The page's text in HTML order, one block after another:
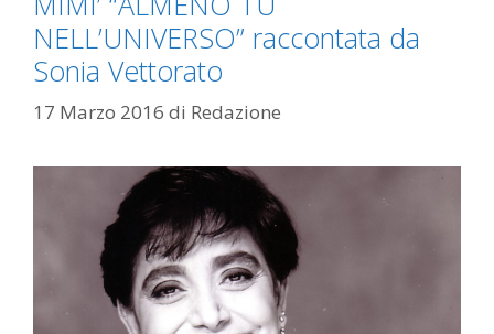
NELL’UNIVERSO” raccontata da
Sonia Vettorato
17 Marzo 2016 di Redazione